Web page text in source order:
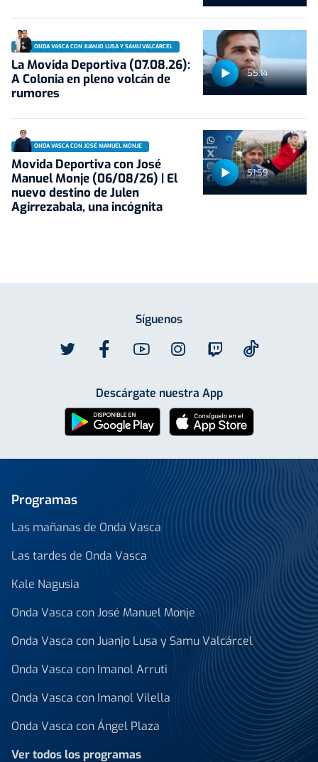
55:14
ONDA VASCA CON JUANJO LUSA Y SAMU VALCÁRCEL
La Movida Deportiva (07.08.26):
A Colonia en pleno volcán de
rumores
51:59
ONDA VASCA CON JOSÉ MANUEL MONJE
Movida Deportiva con José
Manuel Monje (06/08/26) | El
nuevo destino de Julen
Agirrezabala, una incógnita
Síguenos
Descárgate nuestra App
Programas
Las mañanas de Onda Vasca
Las tardes de Onda Vasca
Kale Nagusia
Onda Vasca con José Manuel Monje
Onda Vasca con Juanjo Lusa y Samu Valcárcel
Onda Vasca con Imanol Arruti
Onda Vasca con Imanol Vilella
Onda Vasca con Ángel Plaza
Ver todos los programas